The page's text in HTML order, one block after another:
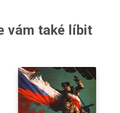
vám také líbit